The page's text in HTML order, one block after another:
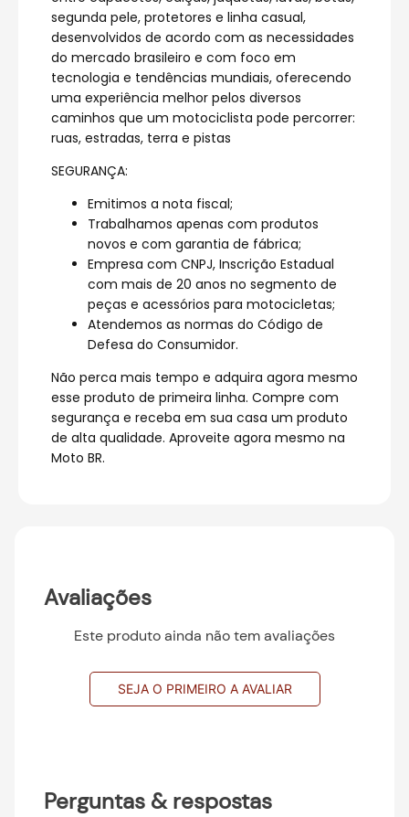
segunda pele, protetores e linha casual,
desenvolvidos de acordo com as necessidades
do mercado brasileiro e com foco em
tecnologia e tendências mundiais, oferecendo
uma experiência melhor pelos diversos
caminhos que um motociclista pode percorrer:
ruas, estradas, terra e pistas
SEGURANÇA:
Emitimos a nota fiscal;
Trabalhamos apenas com produtos
novos e com garantia de fábrica;
Empresa com CNPJ, Inscrição Estadual
com mais de 20 anos no segmento de
peças e acessórios para motocicletas;
Atendemos as normas do Código de
Defesa do Consumidor.
Não perca mais tempo e adquira agora mesmo
esse produto de primeira linha. Compre com
segurança e receba em sua casa um produto
de alta qualidade. Aproveite agora mesmo na
Moto BR.
Avaliações
Este produto ainda não tem avaliações
SEJA O PRIMEIRO A AVALIAR
Perguntas & respostas